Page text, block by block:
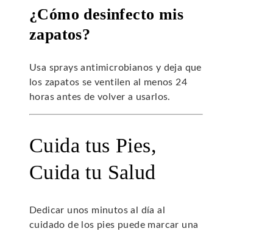
¿Cómo desinfecto mis
zapatos?
Usa sprays antimicrobianos y deja que
los zapatos se ventilen al menos 24
horas antes de volver a usarlos.
Cuida tus Pies,
Cuida tu Salud
Dedicar unos minutos al día al
cuidado de los pies puede marcar una